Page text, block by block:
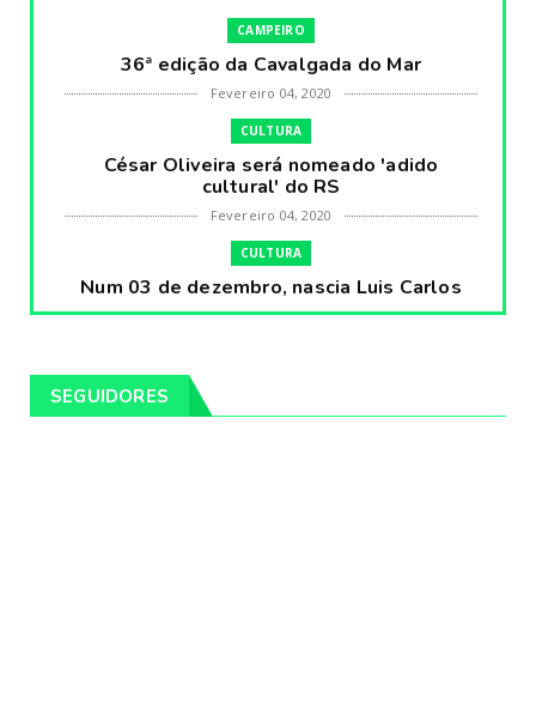
CAMPEIRO
36ª edição da Cavalgada do Mar
Fevereiro 04, 2020
CULTURA
César Oliveira será nomeado 'adido
cultural' do RS
Fevereiro 04, 2020
CULTURA
Num 03 de dezembro, nascia Luis Carlos
Prestes, o Cavaleiro ...
Pintores da Temática Gauchesca - parte
SEGUIDORES